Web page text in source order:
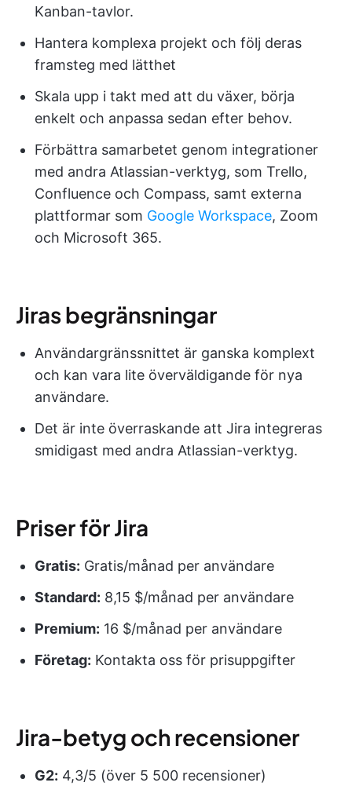
Kanban-tavlor.
Hantera komplexa projekt och följ deras
framsteg med lätthet
Skala upp i takt med att du växer, börja
enkelt och anpassa sedan efter behov.
Förbättra samarbetet genom integrationer
med andra Atlassian-verktyg, som Trello,
Confluence och Compass, samt externa
plattformar som Google Workspace, Zoom
och Microsoft 365.
Jiras begränsningar
Användargränssnittet är ganska komplext
och kan vara lite överväldigande för nya
användare.
Det är inte överraskande att Jira integreras
smidigast med andra Atlassian-verktyg.
Priser för Jira
Gratis: Gratis/månad per användare
Standard: 8,15 $/månad per användare
Premium: 16 $/månad per användare
Företag: Kontakta oss för prisuppgifter
Jira-betyg och recensioner
G2: 4,3/5 (över 5 500 recensioner)